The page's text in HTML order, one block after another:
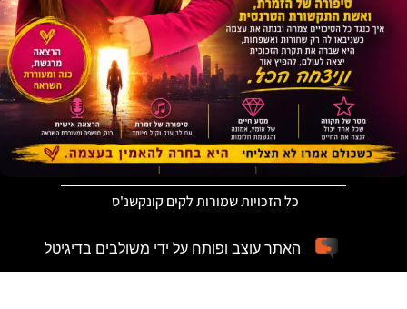
כל הזכויות שמורות לקים קונקשנ'ס
האתר עוצב ופותח על ידי משולבים בדיגיטל